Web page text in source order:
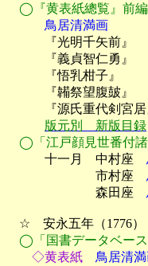
◯『黄表紙總覧』前編
鳥居清満画
『光明千矢前』　　
『義貞智仁勇』　　
『悟乳柑子』　　　
『韛祭望腹皷』　　
『源氏重代剣宮居』
版元別　新版目録
◯「江戸顔見世番付諸
十一月　中村座
市村座
森田座
☆　安永五年（1776）
◯「国書データベース
◇黄表紙 鳥居清満